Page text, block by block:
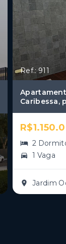
Ref.: 911
Caribessa,
2
1 Vaga
Jardim